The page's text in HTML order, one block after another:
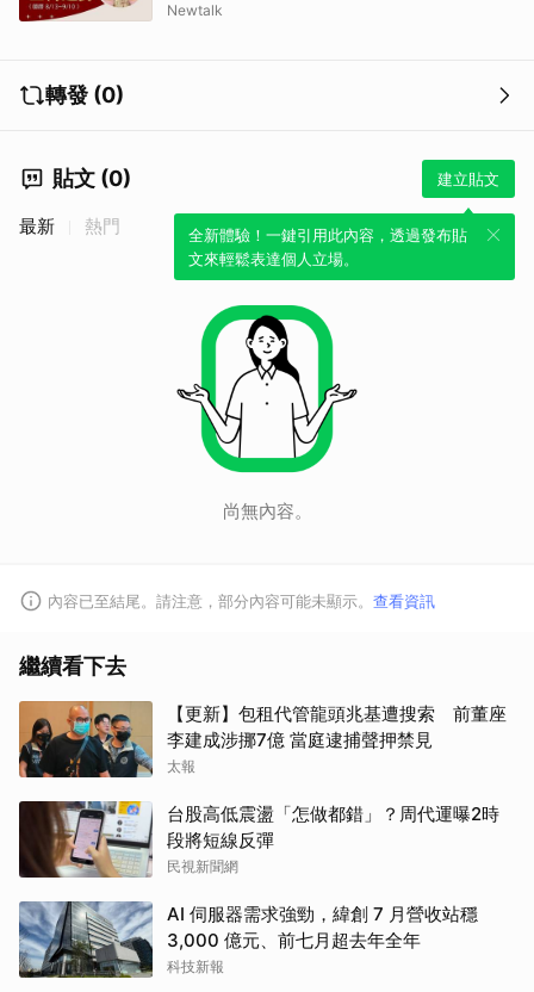
Newtalk
轉發 (0)
貼文 (0) 建立貼文
全新體驗！一鍵引用此內容，透過發布貼
文來輕鬆表達個人立場。
最新 熱門
尚無內容。
內容已至結尾。請注意，部分內容可能未顯示。 查看資訊
繼續看下去
【更新】包租代管龍頭兆基遭搜索 前董座
李建成涉挪7億 當庭逮捕聲押禁見
太報
台股高低震盪「怎做都錯」？周代運曝2時
段將短線反彈
民視新聞網
AI 伺服器需求強勁，緯創 7 月營收站穩
3,000 億元、前七月超去年全年
科技新報
取消